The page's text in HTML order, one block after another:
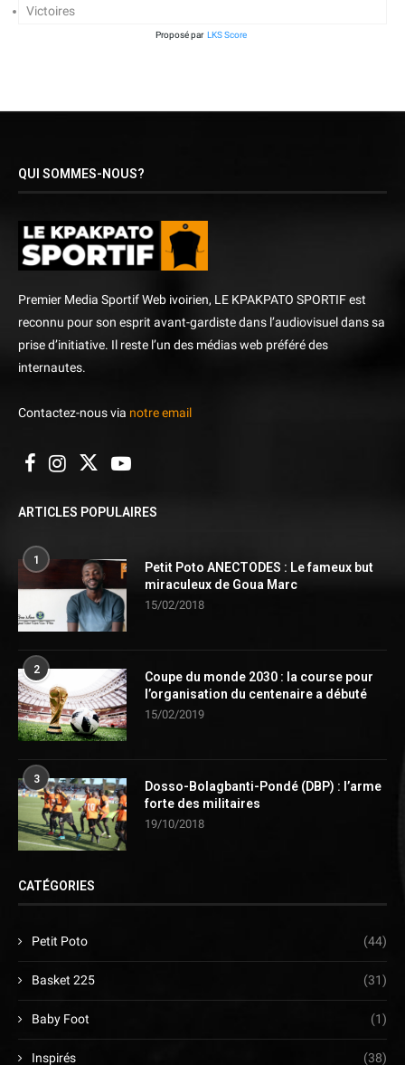
Victoires
Proposé par LKS Score
QUI SOMMES-NOUS?
Premier Media Sportif Web ivoirien, LE KPAKPATO SPORTIF est
reconnu pour son esprit avant-gardiste dans l’audiovisuel dans sa
prise d’initiative. Il reste l’un des médias web préféré des
internautes.
Contactez-nous via notre email
ARTICLES POPULAIRES
1
Petit Poto ANECTODES : Le fameux but
miraculeux de Goua Marc
15/02/2018
2
Coupe du monde 2030 : la course pour
l’organisation du centenaire a débuté
15/02/2019
3
Dosso-Bolagbanti-Pondé (DBP) : l’arme
forte des militaires
19/10/2018
CATÉGORIES
Petit Poto (44)
Basket 225 (31)
Baby Foot (1)
Inspirés (38)